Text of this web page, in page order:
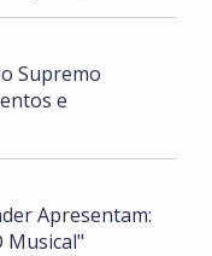
Supremo
e
Apresentam:
Musical"